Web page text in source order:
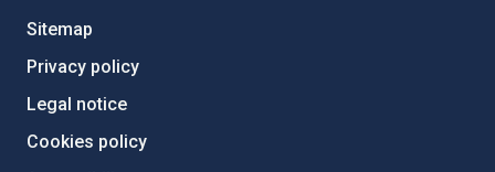
Sitemap
Privacy policy
Legal notice
Cookies policy